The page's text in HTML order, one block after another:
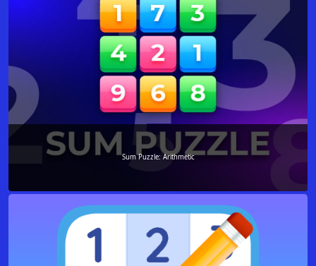
Sum Puzzle: Arithmetic